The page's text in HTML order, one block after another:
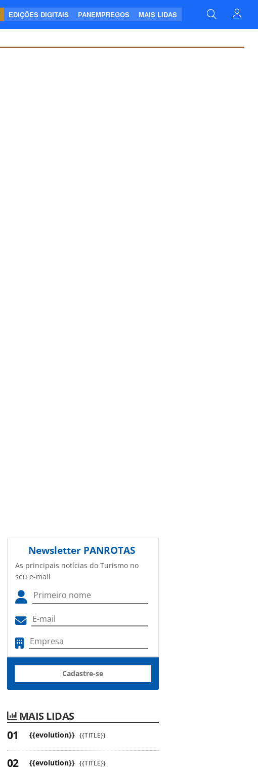
EDIÇÕES DIGITAIS PANEMPREGOS MAIS LIDAS
Newsletter PANROTAS
As principais notícias do Turismo no
seu e-mail
Cadastre-se
MAIS LIDAS
{{evolution}} {{TITLE}}
{{evolution}} {{TITLE}}